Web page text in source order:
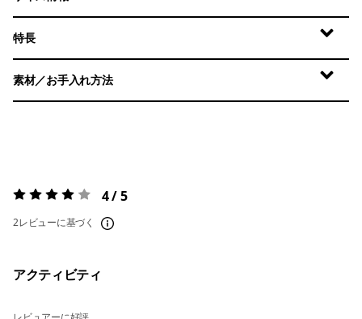
特長
素材／お手入れ方法
評価:4 / 5 4 / 5
2レビューに基づく
アクティビティ